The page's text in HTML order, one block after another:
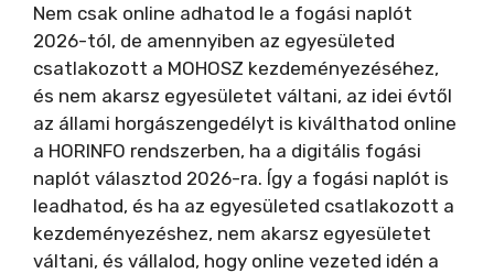
Nem csak online adhatod le a fogási naplót
2026-tól, de amennyiben az egyesületed
csatlakozott a MOHOSZ kezdeményezéséhez,
és nem akarsz egyesületet váltani, az idei évtől
az állami horgászengedélyt is kiválthatod online
a HORINFO rendszerben, ha a digitális fogási
naplót választod 2026-ra. Így a fogási naplót is
leadhatod, és ha az egyesületed csatlakozott a
kezdeményezéshez, nem akarsz egyesületet
váltani, és vállalod, hogy online vezeted idén a